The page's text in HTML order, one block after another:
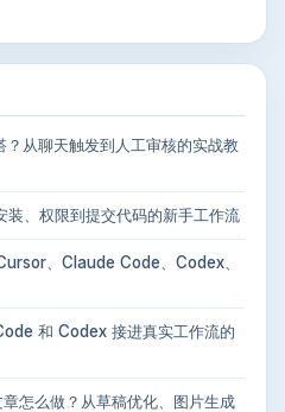
从聊天触发到人工审核的实战教
、权限到提交代码的新手工作流
、Claude Code、Codex、
和 Codex 接进真实工作流的
怎么做？从草稿优化、图片生成